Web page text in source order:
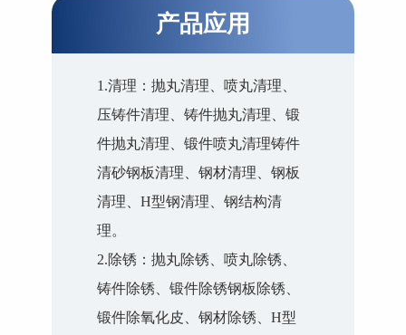
产品应用
1.清理：抛丸清理、喷丸清理、
压铸件清理、铸件抛丸清理、锻
件抛丸清理、锻件喷丸清理铸件
清砂钢板清理、钢材清理、钢板
清理、H型钢清理、钢结构清
理。
2.除锈：抛丸除锈、喷丸除锈、
铸件除锈、锻件除锈钢板除锈、
锻件除氧化皮、钢材除锈、H型